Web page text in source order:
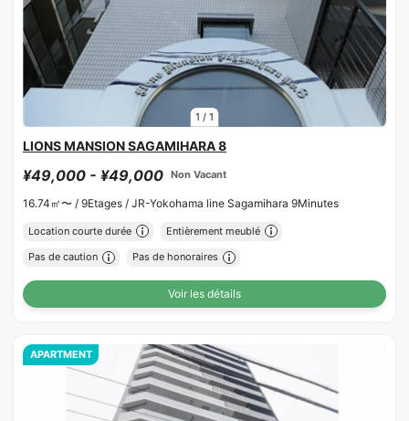
1 / 1
LIONS MANSION SAGAMIHARA 8
¥49,000 - ¥49,000 Non Vacant
16.74㎡〜 / 9Etages / JR-Yokohama line Sagamihara 9Minutes
Location courte durée Entièrement meublé
Pas de caution Pas de honoraires
Voir les détails
APARTMENT